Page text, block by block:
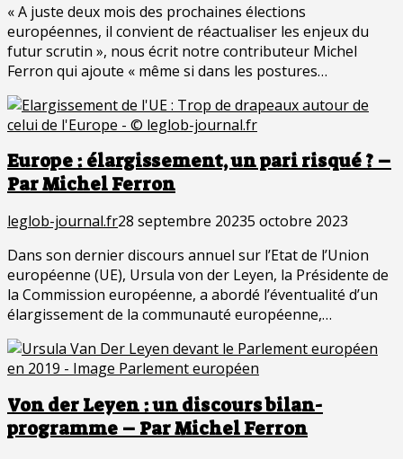
« A juste deux mois des prochaines élections
européennes, il convient de réactualiser les enjeux du
futur scrutin », nous écrit notre contributeur Michel
Ferron qui ajoute « même si dans les postures…
Europe : élargissement, un pari risqué ? –
Par Michel Ferron
leglob-journal.fr28 septembre 20235 octobre 2023
Dans son dernier discours annuel sur l’Etat de l’Union
européenne (UE), Ursula von der Leyen, la Présidente de
la Commission européenne, a abordé l’éventualité d’un
élargissement de la communauté européenne,…
Von der Leyen : un discours bilan-
programme – Par Michel Ferron